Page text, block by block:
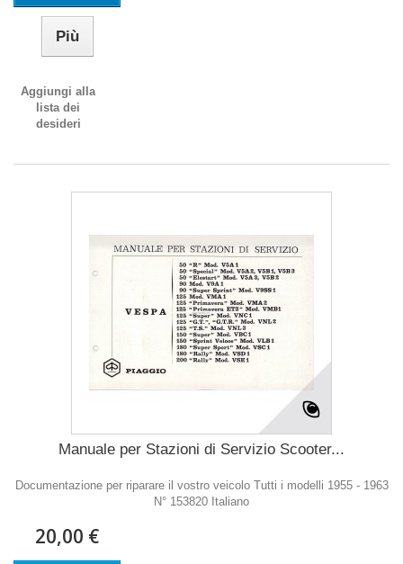
Più
Aggiungi alla
lista dei
desideri
Manuale per Stazioni di Servizio Scooter...
Documentazione per riparare il vostro veicolo Tutti i modelli 1955 - 1963
N° 153820 Italiano
20,00 €